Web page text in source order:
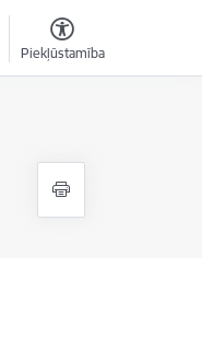
Piekļūstamība